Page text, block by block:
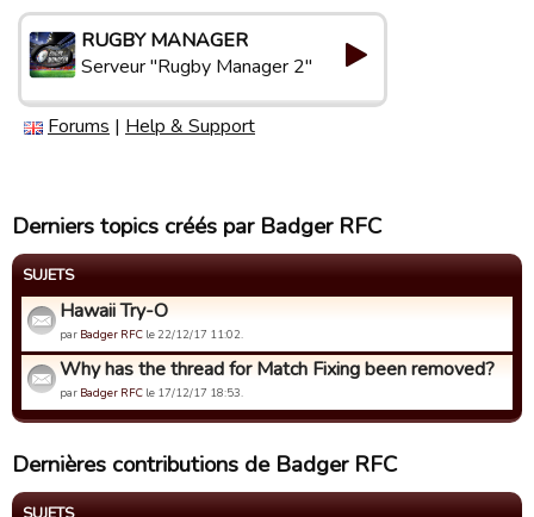
RUGBY MANAGER
Serveur "Rugby Manager 2"
Forums | Help & Support
Derniers topics créés par Badger RFC
SUJETS
Hawaii Try-O
par Badger RFC le 22/12/17 11:02.
Why has the thread for Match Fixing been removed?
par Badger RFC le 17/12/17 18:53.
Dernières contributions de Badger RFC